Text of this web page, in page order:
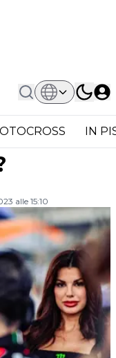
IN
Vuole Cambiare Per
vuole
alle 15:10